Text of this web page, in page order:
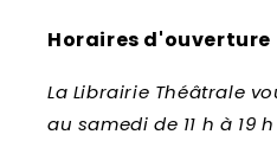
Horaires d'ouverture
La Librairie Théâtrale
au samedi de 11 h à 19